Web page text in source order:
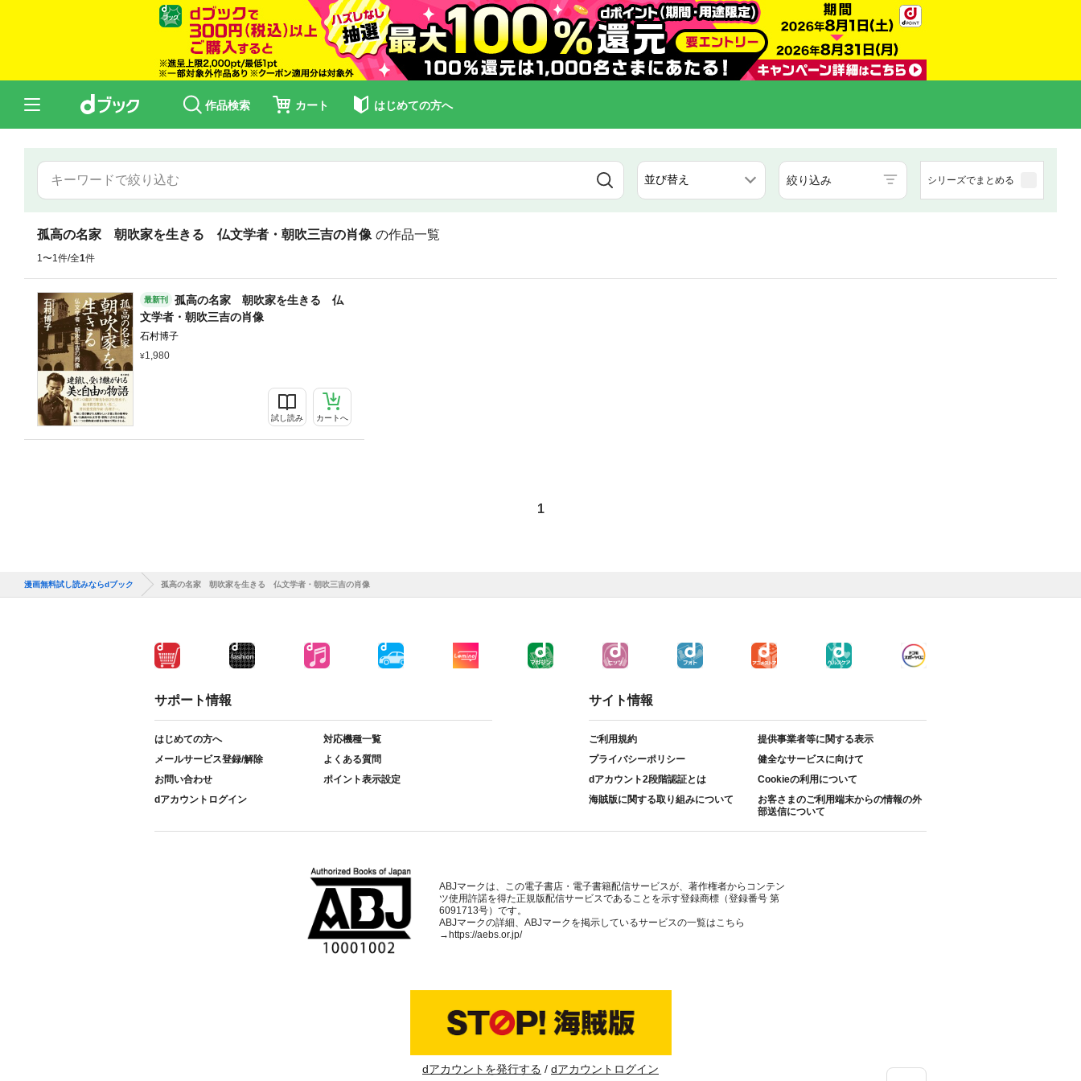
作品検索 カート はじめての方へ
絞り込み シリーズでまとめる
孤高の名家 朝吹家を生きる 仏文学者・朝吹三吉の肖像 の作品一覧
1〜1件/全1件
最新刊
孤高の名家 朝吹家を生きる 仏
文学者・朝吹三吉の肖像
石村博子
1,980
試し読み カートへ
1
漫画無料試し読みならdブック 孤高の名家 朝吹家を生きる 仏文学者・朝吹三吉の肖像
サポート情報
はじめての方へ
対応機種一覧
メールサービス登録/解除
よくある質問
お問い合わせ
ポイント表示設定
dアカウントログイン
サイト情報
ご利用規約
提供事業者等に関する表示
プライバシーポリシー
健全なサービスに向けて
dアカウント2段階認証とは
Cookieの利用について
海賊版に関する取り組みについて
お客さまのご利用端末からの情報の外
部送信について
ABJマークは、この電子書店・電子書籍配信サービスが、著作権者からコンテン
ツ使用許諾を得た正規版配信サービスであることを示す登録商標（登録番号 第
6091713号）です。
ABJマークの詳細、ABJマークを掲示しているサービスの一覧はこちら
→ https://aebs.or.jp/
dアカウントを発行する dアカウントログイン